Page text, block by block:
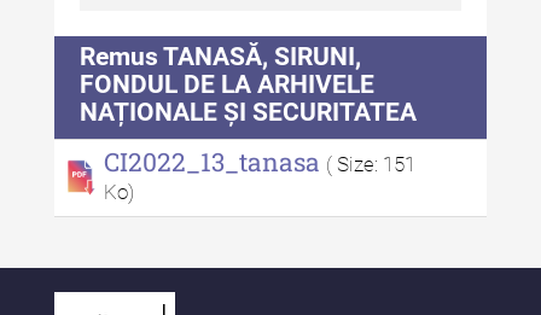
Acta Pangratia I (2023)
Acta Pangratia II (2024)
Acta Pangratia III (2025)
Indexul Complet
Alte publicatii, cataloage, volume de
autor
Remus TANASĂ, SIRUNI,
FONDUL DE LA ARHIVELE
NAȚIONALE ȘI SECURITATEA
CI2022_13_tanasa ( Size: 151
Ko)